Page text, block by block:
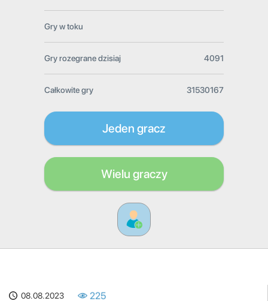
Gry w toku
Gry rozegrane dzisiaj 4091
Całkowite gry 31530167
Jeden gracz
Wielu graczy
08.08.2023 225